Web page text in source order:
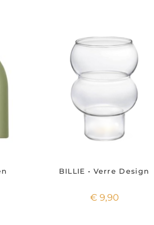
BILLIE • Verre Design
€9,90